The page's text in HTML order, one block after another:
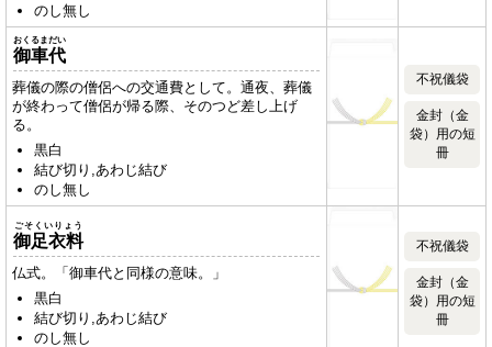
のし無し
御車代
おくるまだい
葬儀の際の僧侶への交通費として。通夜、葬儀
が終わって僧侶が帰る際、そのつど差し上げ
る。
黒白
結び切り,あわじ結び
のし無し
不祝儀袋
金封（金
袋）用の短
冊
御足衣料
ごそくいりょう
仏式。「御車代と同様の意味。」
黒白
結び切り,あわじ結び
のし無し
不祝儀袋
金封（金
袋）用の短
冊